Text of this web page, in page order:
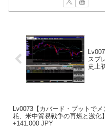
スプ
史上
Lv0073【カバード・プットでメ
耗、米中貿易戦争の再燃と激化】
+141,000 JPY